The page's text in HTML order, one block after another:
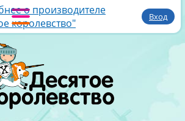
о производителе
королевство"
Вход